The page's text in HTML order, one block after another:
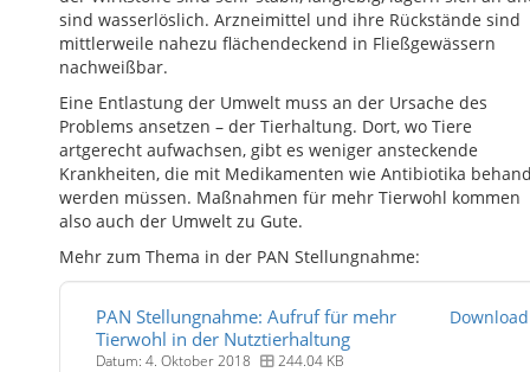
sind wasserlöslich. Arzneimittel und ihre Rückstände sind
mittlerweile nahezu flächendeckend in Fließgewässern
nachweißbar.
Eine Entlastung der Umwelt muss an der Ursache des
Problems ansetzen – der Tierhaltung. Dort, wo Tiere
artgerecht aufwachsen, gibt es weniger ansteckende
Krankheiten, die mit Medikamenten wie Antibiotika
werden müssen. Maßnahmen für mehr Tierwohl kommen
also auch der Umwelt zu Gute.
Mehr zum Thema in der PAN Stellungnahme:
PAN Stellungnahme: Aufruf für mehr
Tierwohl in der Nutztierhaltung
Datum: 4. Oktober 2018 244.04 KB
Download